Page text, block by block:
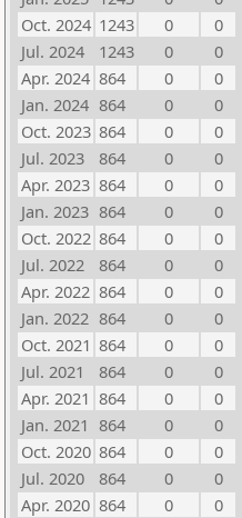
Oct. 2024 1243 0
0
Jul. 2024
1243 0
0
Apr. 2024 864 0
0
Jan. 2024 864 0
0
Oct. 2023 864 0
0
Jul. 2023
864 0
0
Apr. 2023 864 0
0
Jan. 2023 864 0
0
Oct. 2022 864 0
0
Jul. 2022
864 0
0
Apr. 2022 864 0
0
Jan. 2022 864 0
0
Oct. 2021 864 0
0
Jul. 2021
864 0
0
Apr. 2021 864 0
0
Jan. 2021 864 0
0
Oct. 2020 864 0
0
Jul. 2020
864 0
0
Apr. 2020 864 0
0